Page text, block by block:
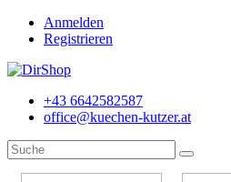
Anmelden
Registrieren
+43 6642582587
office@kuechen-kutzer.at